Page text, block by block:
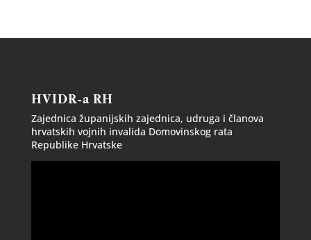
HVIDR-a RH
Zajednica županijskih zajednica, udruga i članova
hrvatskih vojnih invalida Domovinskog rata
Republike Hrvatske